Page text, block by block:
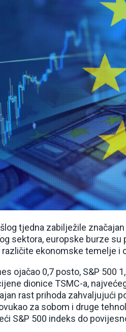
tjedna zabilježile
sektora, europske burze su
ekonomske temelje i
ojačao 0,7 posto, S&P 500
dionice TSMC-a,
rast prihoda zahvaljujući
za sobom i druge
S&P 500 indeks do